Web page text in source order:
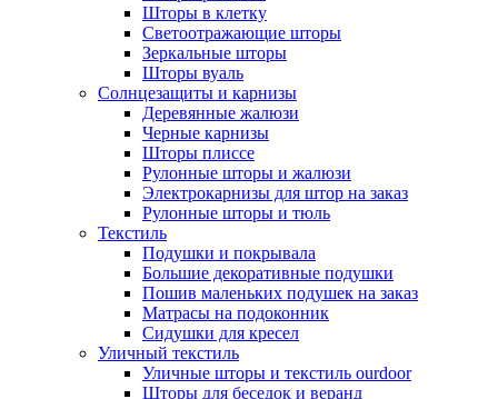
Шторы в клетку
Светоотражающие шторы
Зеркальные шторы
Шторы вуаль
Солнцезащиты и карнизы
Деревянные жалюзи
Черные карнизы
Шторы плиссе
Рулонные шторы и жалюзи
Электрокарнизы для штор на заказ
Рулонные шторы и тюль
Текстиль
Подушки и покрывала
Большие декоративные подушки
Пошив маленьких подушек на заказ
Матрасы на подоконник
Сидушки для кресел
Уличный текстиль
Уличные шторы и текстиль ourdoor
Шторы для беседок и веранд